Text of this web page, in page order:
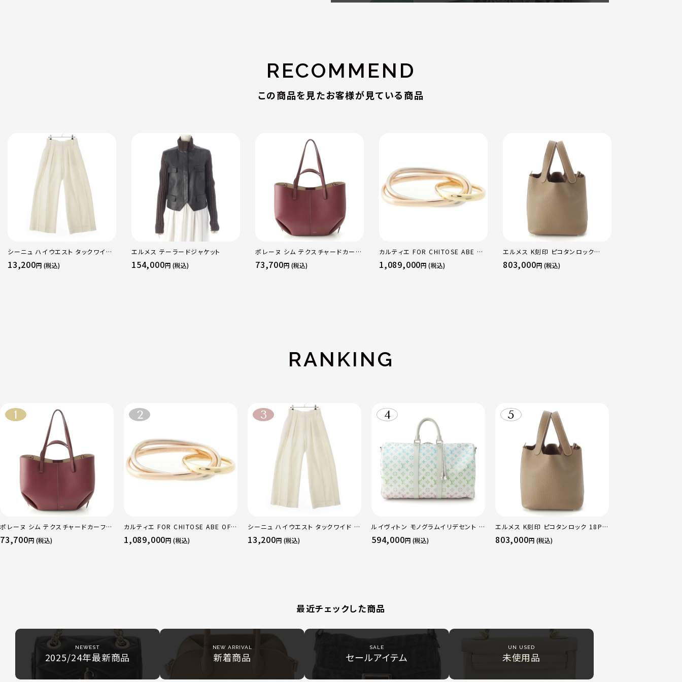
RECOMMEND
この商品を見たお客様が見ている商品
シーニュ ハイウエスト タックワイド
パンツ ボトムス オフホワイト 0
13,200円 (税込)
エルメス テーラードジャケット
154,000円 (税込)
ポレーヌ シム テクスチャードカーフ
レザー トートバッグ ダークチェリー
レギュラー
73,700円 (税込)
カルティエ FOR CHITOSE ABE OF
sacai サカイ 750 YG×PG×WG
トリニティ リング 指輪 マルチカラー
1,089,000円 (税込)
エルメス K刻印 ピコタンロック
18PM トリヨン ハンドバッグ ゴール
ド金具 エトゥープ
803,000円 (税込)
RANKING
ポレーヌ シム テクスチャードカーフレ
ザー トートバッグ ダークチェリー レギ
ュラー
73,700円 (税込)
カルティエ FOR CHITOSE ABE OF
sacai サカイ 750 YG×PG×WG ト
リニティ リング 指輪 マルチカラー 50
1,089,000円 (税込)
シーニュ ハイウエスト タックワイド パ
ンツ ボトムス オフホワイト 0
13,200円 (税込)
ルイヴィトン モノグラムイリデセント キ
ーポルバンドリエール45 ボストンバッ
グ M13915 マルチカラー
594,000円 (税込)
エルメス K刻印 ピコタンロック 18PM
トリヨン ハンドバッグ ゴールド金具 エ
トゥープ
803,000円 (税込)
最近チェックした商品
NEWEST
2025/24年最新商品
NEW ARRIVAL
新着商品
SALE
セールアイテム
UN USED
未使用品